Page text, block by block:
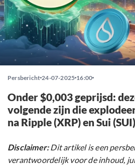
Persbericht 24-07-2025 16:00
Onder $0,003 geprijsd:
volgende zijn die
na Ripple (XRP) en Sui (SUI)
Disclaimer:Dit artikel is een
verantwoordelijk voor de inhoud,